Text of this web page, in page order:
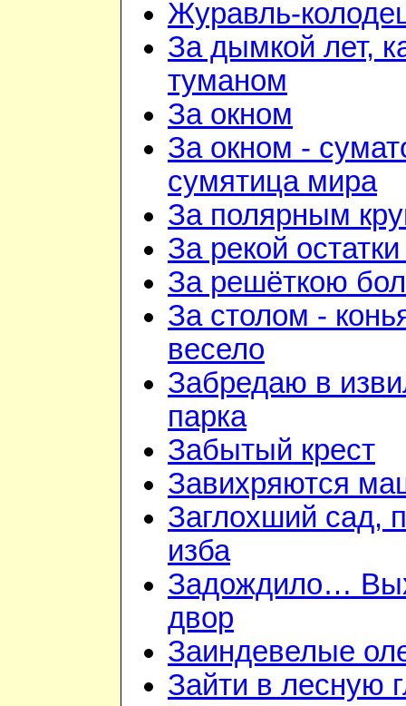
Журавль-
За дымкой лет,
туманом
За окном
За окном -
сумятица мира
За полярным
За рекой
За решёткою
За столом -
весело
Забредаю в
парка
Забытый крест
Завихряются
Заглохший сад,
изба
Задождило…
двор
Заиндевелые
Зайти в лесную